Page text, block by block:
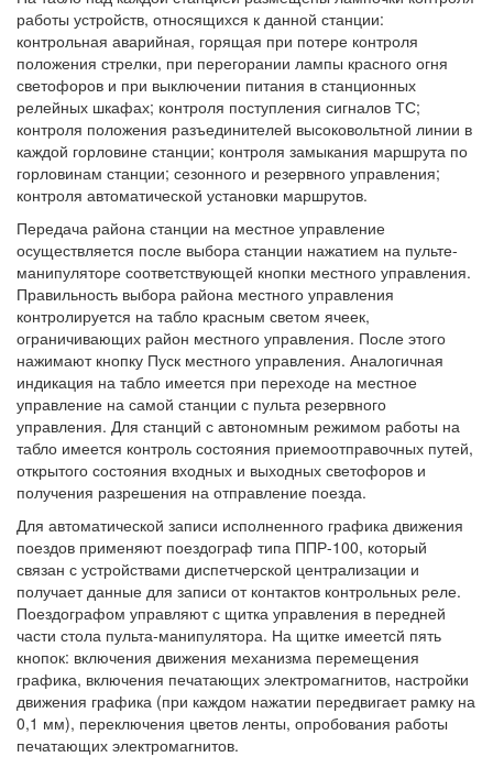
работы устройств, относящихся к данной станции:
контрольная аварийная, горящая при потере контроля
положения стрелки, при перегорании лампы красного огня
светофоров и при выключении питания в станционных
релейных шкафах; контроля поступления сигналов ТС;
контроля положения разъединителей высоковольтной линии в
каждой горловине станции; контроля замыкания маршрута по
горловинам станции; сезонного и резервного управления;
контроля автоматической установки маршрутов.
Передача района станции на местное управление
осуществляется после выбора станции нажатием на пульте-
манипуляторе соответствующей кнопки местного управления.
Правильность выбора района местного управления
контролируется на табло красным светом ячеек,
ограничивающих район местного управления. После этого
нажимают кнопку Пуск местного управления. Аналогичная
индикация на табло имеется при переходе на местное
управление на самой станции с пульта резервного
управления. Для станций с автономным режимом работы на
табло имеется контроль состояния приемоотправочных путей,
открытого состояния входных и выходных светофоров и
получения разрешения на отправление поезда.
Для автоматической записи исполненного графика движения
поездов применяют поездограф типа ППР-100, который
связан с устройствами диспетчерской централизации и
получает данные для записи от контактов контрольных реле.
Поездографом управляют с щитка управления в передней
части стола пульта-манипулятора. На щитке имеетсй пять
кнопок: включения движения механизма перемещения
графика, включения печатающих электромагнитов, настройки
движения графика (при каждом нажатии передвигает рамку на
0,1 мм), переключения цветов ленты, опробования работы
печатающих электромагнитов.